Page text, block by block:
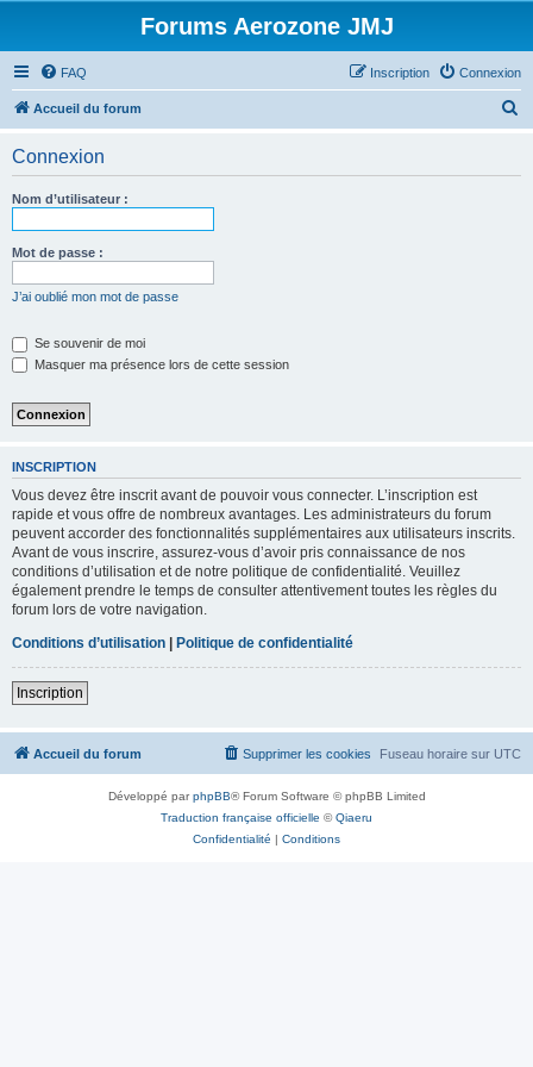
Forums Aerozone JMJ
FAQ Connexion
Inscription
Accueil du forum
Connexion
Nom d’utilisateur :
Mot de passe :
J’ai oublié mon mot de passe
Se souvenir de moi
Masquer ma présence lors de cette session
INSCRIPTION
Vous devez être inscrit avant de pouvoir vous connecter. L’inscription est
rapide et vous offre de nombreux avantages. Les administrateurs du forum
peuvent accorder des fonctionnalités supplémentaires aux utilisateurs inscrits.
Avant de vous inscrire, assurez-vous d’avoir pris connaissance de nos
conditions d’utilisation et de notre politique de confidentialité. Veuillez
également prendre le temps de consulter attentivement toutes les règles du
forum lors de votre navigation.
Conditions d’utilisation | Politique de confidentialité
Inscription
Accueil du forum Fuseau horaire sur UTC
Supprimer les cookies
Développé parphpBB® Forum Software © phpBB Limited
Traduction française officielle ©Qiaeru
Confidentialité | Conditions